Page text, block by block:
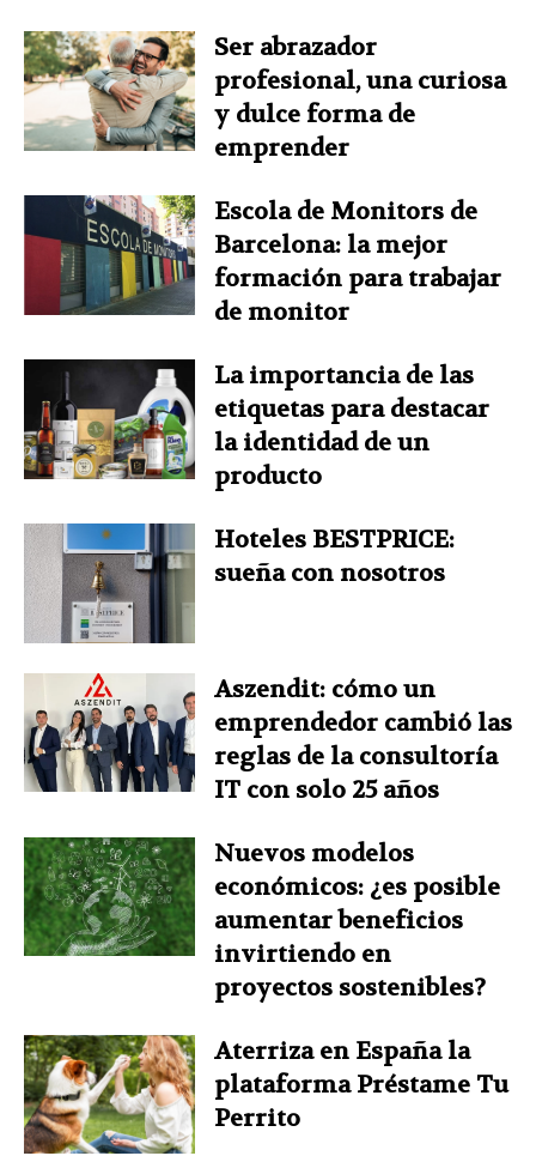
Ser abrazador
profesional, una curiosa
y dulce forma de
emprender
Escola de Monitors de
Barcelona: la mejor
formación para trabajar
de monitor
La importancia de las
etiquetas para destacar
la identidad de un
producto
Hoteles BESTPRICE:
sueña con nosotros
Aszendit: cómo un
emprendedor cambió las
reglas de la consultoría
IT con solo 25 años
Nuevos modelos
económicos: ¿es posible
aumentar beneficios
invirtiendo en
proyectos sostenibles?
Aterriza en España la
plataforma Préstame Tu
Perrito